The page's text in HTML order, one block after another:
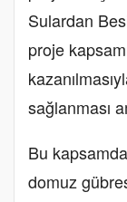
Sulardan
proje
sağlanması
Bu
domuz